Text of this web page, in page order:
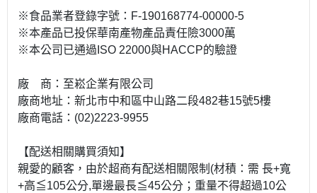
※食品業者登錄字號：F-190168774-00000-5
※本產品已投保華南產物產品責任險3000萬
※本公司已通過ISO 22000與HACCP的驗證
廠 商：至崧企業有限公司
廠商地址：新北市中和區中山路二段482巷15號5樓
廠商電話：(02)2223-9955
【配送相關購買須知】
親愛的顧客，由於超商有配送相關限制(材積：需 長+寬
+高≦105公分,單邊最長≦45公分；重量不得超過10公